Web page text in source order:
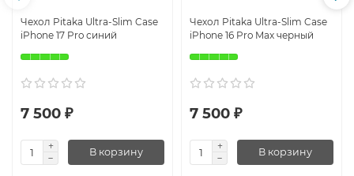
Чехол Pitaka Ultra-Slim Case
iPhone 17 Pro синий
7 500 ₽
В корзину
Чехол Pitaka Ultra-Slim Case
iPhone 16 Pro Max черный
7 500 ₽
В корзину